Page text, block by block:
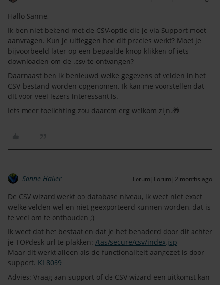
Hallo Sanne,
Ik ben niet bekend met de CSV-optie die je via Support moet
aanvragen. Kun je uitleggen hoe dit precies werkt? Moet je
bijvoorbeeld later op een bepaalde knop klikken of iets
downloaden om de .csv te ontvangen?
Daarnaast ben ik benieuwd welke gegevens of velden in het
CSV-bestand worden opgenomen. Ik kan me voorstellen dat
dit voor veel lezers interessant is.
Iets meer toelichting zou daarom erg welkom zijn.🎁
Sanne Haller Forum|Forum|2 months ago
De CSV wizard werkt op database niveau, ik weet niet exact
welke velden wel en niet geëxporteerd kunnen worden, dat is
te veel om te onthouden ;)
Ik weet dat het bestaat en dat je het benaderd door dit achter
je TOPdesk url te plakken: /tas/secure/csv/index.jsp
Maar dit werkt alleen als de functionaliteit aangezet is door
support. KI 8069
Advies: Vraag aan support of de CSV wizard een uitkomst kan